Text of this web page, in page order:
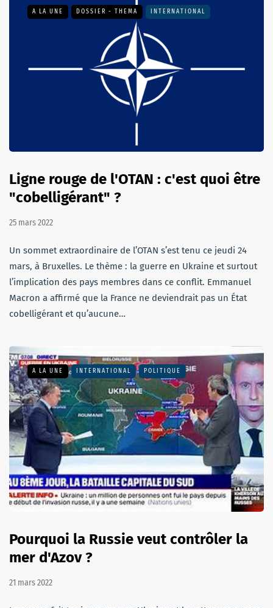
A LA UNE DOSSIER - THEMA INTERNATIONAL
Ligne rouge de l'OTAN : c'est quoi être
"cobelligérant" ?
25 mars 2022
Un sommet extraordinaire de l’OTAN s’est tenu ce jeudi 24
mars, à Bruxelles. Le thème : la guerre en Ukraine et surtout
l’implication des pays membres dans ce conflit. Emmanuel
Macron a affirmé que la France ne deviendrait pas un État
cobelligérant et qu’aucune…
A LA UNE INTERNATIONAL POLITIQUE
Pourquoi la Russie veut contrôler la
mer d'Azov ?
21 mars 2022